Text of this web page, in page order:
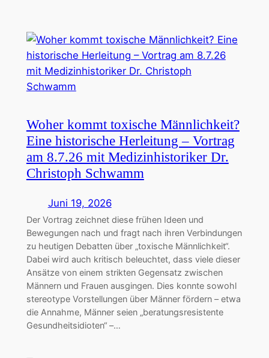
Woher kommt toxische Männlichkeit?
Eine historische Herleitung – Vortrag
am 8.7.26 mit Medizinhistoriker Dr.
Christoph Schwamm
Juni 19, 2026
Der Vortrag zeichnet diese frühen Ideen und
Bewegungen nach und fragt nach ihren Verbindungen
zu heutigen Debatten über „toxische Männlichkeit“.
Dabei wird auch kritisch beleuchtet, dass viele dieser
Ansätze von einem strikten Gegensatz zwischen
Männern und Frauen ausgingen. Dies konnte sowohl
stereotype Vorstellungen über Männer fördern – etwa
die Annahme, Männer seien „beratungsresistente
Gesundheitsidioten“ –…